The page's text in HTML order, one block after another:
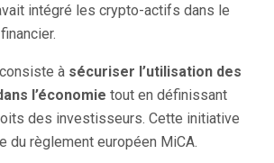
intégré les crypto-actifs dans le
à sécuriser l’utilisation des
l’économie tout en définissant
des investisseurs. Cette initiative
du règlement européen MiCA.